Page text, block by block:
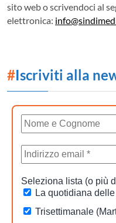
sito web o scrivendoci al
elettronica:
#Iscriviti alla